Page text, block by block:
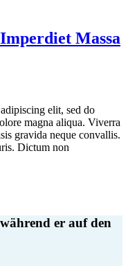
Massa
elit, sed do
magna aliqua. Viverra
gravida neque convallis.
Dictum non
er auf den